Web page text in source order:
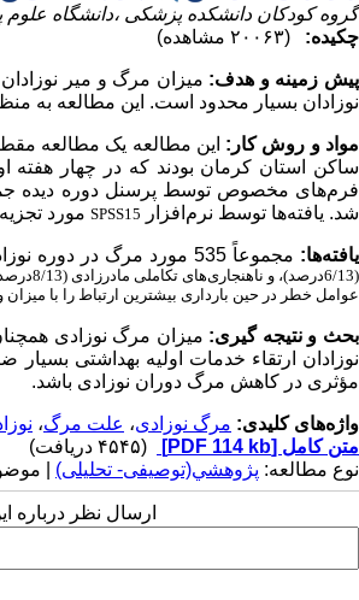
گروه کودکان دانشکده پزشکی ،دانشگاه
چکیده:
(۲۰۰۶۳ مشاهده)
پیش زمینه و هدف: میزان مرگ و میر
نوزادان بسیار محدود است. این مطالعه به
مواد و روش کار:
فرم‌های مخصوص توسط پرسنل دوره دیده
شد. یافته‌ها توسط نرم‌افزار
SPSS15 مورد
یافته‌ها: مجموعاً 535 مورد مرگ در دوره نوزادی ثبت شد
عوامل خطر در حین بارداری بیشترین ارتباط را با
بحث و نتیجه گیری: میزان مرگ نوزادی
نوزادان ارتقاء خدمات اولیه بهداشتی
مؤثری در کاهش مرگ دوران نوزادی باشد.
واژه‌های کلیدی: مرگ نوزادی، علت مرگ،
متن کامل [PDF 114 kb]
(۴۵۴۵ دریافت)
نوع مطالعه: پژوهشي(توصیفی- تحلیلی) |
ارسال نظر درباره